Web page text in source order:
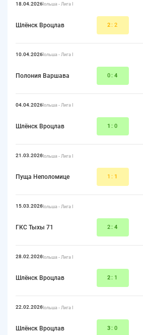
18.04.2026Польша - Лига I
Шлёнск Вроцлав 2:2
10.04.2026Польша - Лига I
Полония Варшава 0: 4
04.04.2026Польша - Лига I
Шлёнск Вроцлав 1:0
21.03.2026Польша - Лига I
Пуща Неполомице 1: 1
15.03.2026Польша - Лига I
ГКС Тыхы 71 2: 4
28.02.2026Польша - Лига I
Шлёнск Вроцлав 2:1
22.02.2026Польша - Лига I
Шлёнск Вроцлав 3:0